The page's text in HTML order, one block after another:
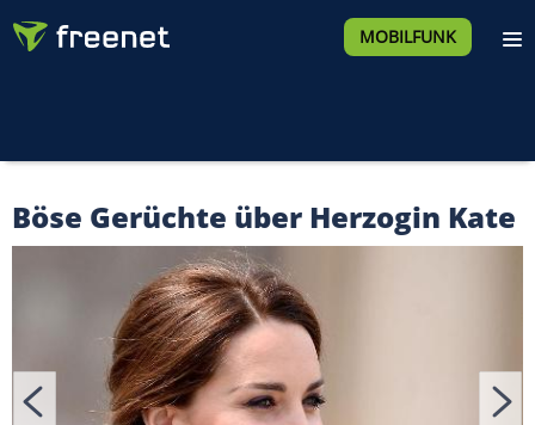
MOBILFUNK
Böse Gerüchte über Herzogin Kate